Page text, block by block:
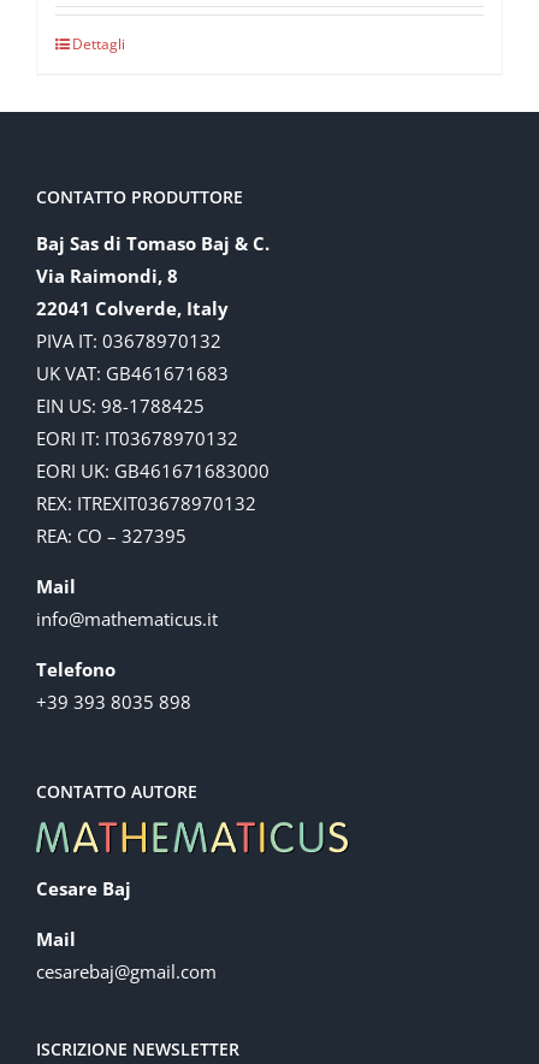
Dettagli
CONTATTO PRODUTTORE
Baj Sas di Tomaso Baj & C.
Via Raimondi, 8
22041 Colverde, Italy
PIVA IT: 03678970132
UK VAT: GB461671683
EIN US: 98-1788425
EORI IT: IT03678970132
EORI UK: GB461671683000
REX: ITREXIT03678970132
REA: CO – 327395
Mail
info@mathematicus.it
Telefono
+39 393 8035 898
CONTATTO AUTORE
Cesare Baj
Mail
cesarebaj@gmail.com
ISCRIZIONE NEWSLETTER